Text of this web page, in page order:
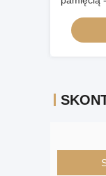
dobrego